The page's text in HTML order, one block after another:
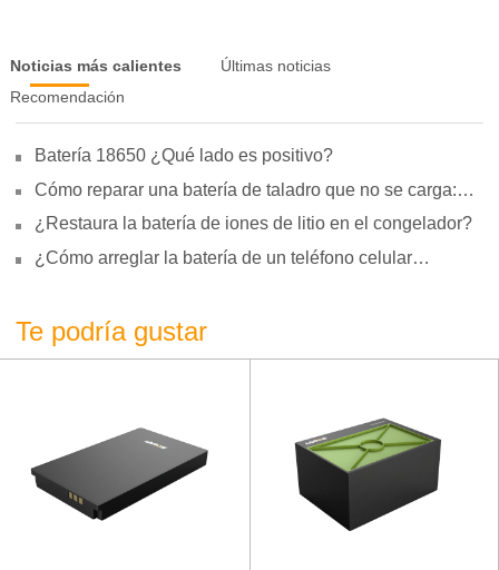
Noticias más calientes
Últimas noticias
Recomendación
Batería 18650 ¿Qué lado es positivo?
Cómo reparar una batería de taladro que no se carga:
¿Restaura la batería de iones de litio en el congelador?
¿Cómo arreglar la batería de un teléfono celular
Te podría gustar